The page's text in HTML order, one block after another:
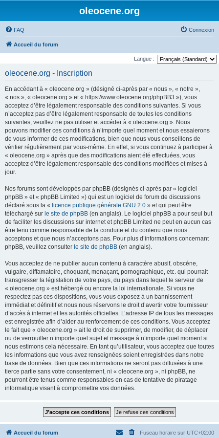
oleocene.org
FAQ Connexion
Accueil du forum
Langue :
oleocene.org - Inscription
En accédant à « oleocene.org » (désigné ci-après par « nous », « notre »,
« nos », « oleocene.org » et « https://www.oleocene.org/phpBB3 »), vous
acceptez d’être légalement responsable des conditions suivantes. Si vous
n’acceptez pas d’être légalement responsable de toutes les conditions
suivantes, veuillez ne pas utiliser et accéder à « oleocene.org ». Nous
pouvons modifier ces conditions à n’importe quel moment et nous essaierons
de vous informer de ces modifications, bien que nous vous conseillons de
vérifier régulièrement par vous-même. En effet, si vous continuez à participer à
« oleocene.org » après que des modifications aient été effectuées, vous
acceptez d’être légalement responsable des conditions modifiées et mises à
jour.
Nos forums sont développés par phpBB (désignés ci-après par « logiciel
phpBB » et « phpBB Limited ») qui est un logiciel de forum de discussions
déclaré sous la « licence publique générale GNU 2.0 » et qui peut être
téléchargé sur le site de phpBB (en anglais). Le logiciel phpBB a pour seul but
de faciliter les discussions sur internet et phpBB Limited ne peut en aucun cas
être tenu comme responsable de la conduite et du contenu que nous
acceptons et que nous n’acceptons pas. Pour plus d’informations concernant
phpBB, veuillez consulter le site de phpBB (en anglais).
Vous acceptez de ne publier aucun contenu à caractère abusif, obscène,
vulgaire, diffamatoire, choquant, menaçant, pornographique, etc. qui pourrait
transgresser la législation de votre pays, du pays dans lequel le serveur de
« oleocene.org » est hébergé ou encore la loi internationale. Si vous ne
respectez pas ces dispositions, vous vous exposez à un bannissement
immédiat et définitif et nous nous réservons le droit d’avertir votre fournisseur
d’accès à internet et les autorités officielles. L’adresse IP de tous les messages
est enregistrée afin d’aider au renforcement de ces conditions. Vous acceptez
le fait que « oleocene.org » ait le droit de supprimer, de modifier, de déplacer
ou de verrouiller n’importe quel sujet et message à n’importe quel moment si
nous estimons cela nécessaire. En tant qu’utilisateur, vous acceptez que toutes
les informations que vous avez renseignées soient enregistrées dans notre
base de données. Bien que ces informations ne seront pas diffusées à une
tierce partie sans votre consentement, ni « oleocene.org », ni phpBB, ne
pourront être tenus comme responsables en cas de tentative de piratage
informatique visant à compromettre vos données.
Accueil du forum Fuseau horaire sur UTC+02:00